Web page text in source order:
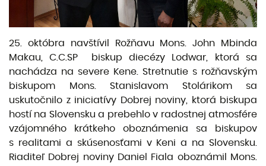
25. októbra navštívil Rožňavu Mons. John Mbinda
Makau, C.C.SP biskup diecézy Lodwar, ktorá sa
nachádza na severe Kene. Stretnutie s rožňavským
biskupom Mons. Stanislavom Stolárikom sa
uskutočnilo z iniciatívy Dobrej noviny, ktorá biskupa
hostí na Slovensku a prebehlo v radostnej atmosfére
vzájomného krátkeho oboznámenia sa biskupov
s realitami a skúsenosťami v Keni a na Slovensku.
Riaditeľ Dobrej noviny Daniel Fiala oboznámil Mons.